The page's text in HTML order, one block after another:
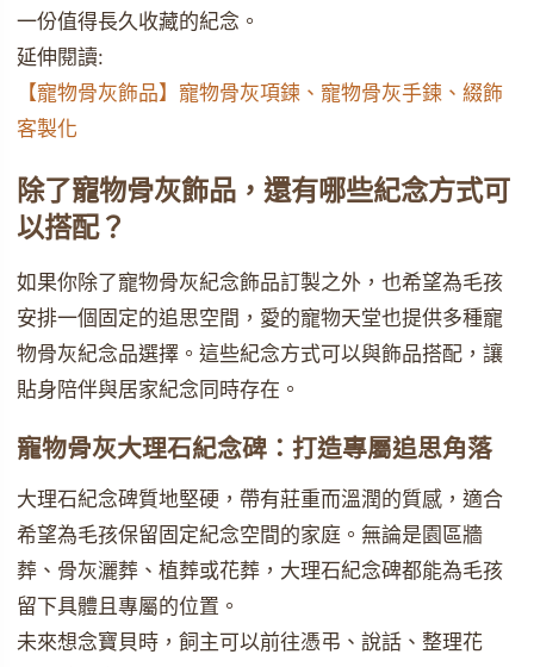
一份值得長久收藏的紀念。
延伸閱讀:
【寵物骨灰飾品】寵物骨灰項鍊、寵物骨灰手鍊、綴飾
客製化
除了寵物骨灰飾品，還有哪些紀念方式可
以搭配？
如果你除了寵物骨灰紀念飾品訂製之外，也希望為毛孩
安排一個固定的追思空間，愛的寵物天堂也提供多種寵
物骨灰紀念品選擇。這些紀念方式可以與飾品搭配，讓
貼身陪伴與居家紀念同時存在。
寵物骨灰大理石紀念碑：打造專屬追思角落
大理石紀念碑質地堅硬，帶有莊重而溫潤的質感，適合
希望為毛孩保留固定紀念空間的家庭。無論是園區牆
葬、骨灰灑葬、植葬或花葬，大理石紀念碑都能為毛孩
留下具體且專屬的位置。
未來想念寶貝時，飼主可以前往憑弔、說話、整理花